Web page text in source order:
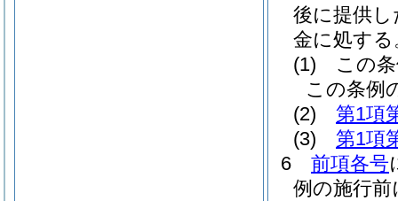
後に提供
金に処する
(1)
この
この条例
(2)
第1項
(3)
第1項
6
前項各号
例の施行